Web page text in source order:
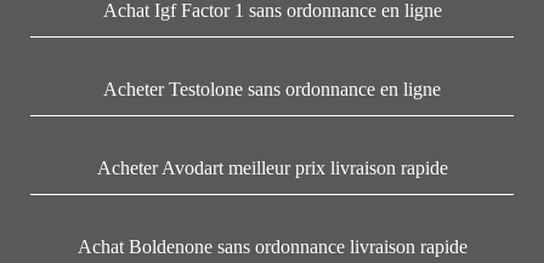
Achat Igf Factor 1 sans ordonnance en ligne
Acheter Testolone sans ordonnance en ligne
Acheter Avodart meilleur prix livraison rapide
Achat Boldenone sans ordonnance livraison rapide